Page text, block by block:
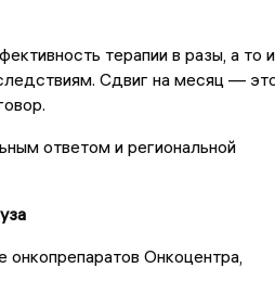
терапии в разы, а то и
Сдвиг на месяц —
ответом и региональной
онкопрепаратов Онкоцентра,